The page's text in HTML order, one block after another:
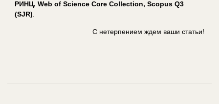
РИНЦ, Web of Science Core Collection, Scopus Q3
(SJR)
С нетерпением ждем ваши статьи!